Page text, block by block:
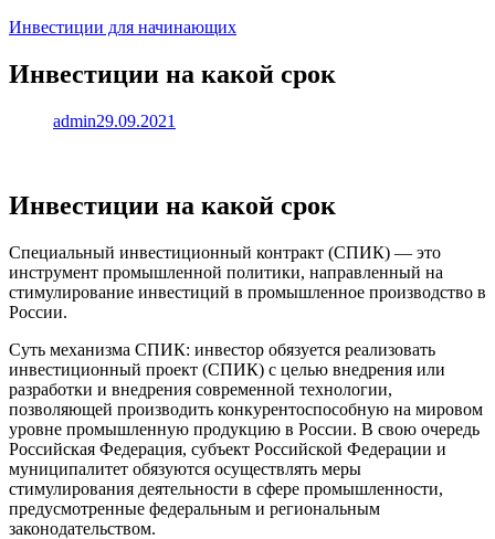
Инвестиции для начинающих
Инвестиции на какой срок
admin29.09.2021
Инвестиции на какой срок
Специальный инвестиционный контракт (СПИК) — это
инструмент промышленной политики, направленный на
стимулирование инвестиций в промышленное производство в
России.
Суть механизма СПИК: инвестор обязуется реализовать
инвестиционный проект (СПИК) с целью внедрения или
разработки и внедрения современной технологии,
позволяющей производить конкурентоспособную на мировом
уровне промышленную продукцию в России. В свою очередь
Российская Федерация, субъект Российской Федерации и
муниципалитет обязуются осуществлять меры
стимулирования деятельности в сфере промышленности,
предусмотренные федеральным и региональным
законодательством.